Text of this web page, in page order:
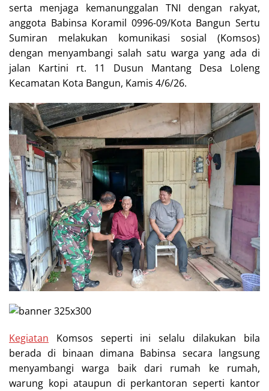
serta menjaga kemanunggalan TNI dengan rakyat,
anggota Babinsa Koramil 0996-09/Kota Bangun Sertu
Sumiran melakukan komunikasi sosial (Komsos)
dengan menyambangi salah satu warga yang ada di
jalan Kartini rt. 11 Dusun Mantang Desa Loleng
Kecamatan Kota Bangun, Kamis 4/6/26.
Kegiatan Komsos seperti ini selalu dilakukan bila
berada di binaan dimana Babinsa secara langsung
menyambangi warga baik dari rumah ke rumah,
warung kopi ataupun di perkantoran seperti kantor